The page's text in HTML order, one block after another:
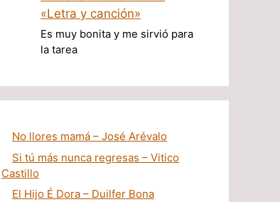
«Letra y canción»
Es muy bonita y me sirvió para
la tarea
No llores mamá – José Arévalo
Si tú más nunca regresas – Vitico
Castillo
El Hijo É Dora – Duilfer Bona